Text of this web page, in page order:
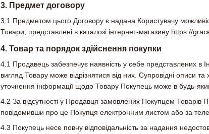
3. Предмет договору
3.1 Предметом цього Договору є надана Користувачу
Товари, представлені в каталозі інтернет-магазину https://
4. Товар та порядок здійснення покупки
4.1 Продавець забезпечує наявність у себе представлених в
вигляд Товару може відрізнятися від них. Супровідні описи
уточнення інформації щодо Товару Покупець може в будь-
4.2 За відсутності у Продавця замовлених Покупцем
повідомивши про це Покупця електронним листом або за
4.3 Покупець несе повну відповідальність за надання